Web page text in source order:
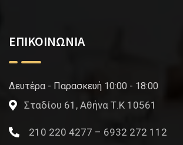
ΕΠΙΚΟΙΝΩΝΙΑ
Δευτέρα - Παρασκευή 10:00 - 18:00
Σταδίου 61, Αθήνα Τ.Κ 10561
210 220 4277 – 6932 272 112